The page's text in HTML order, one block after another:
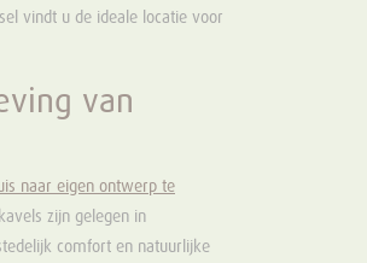
vindt u de ideale locatie voor
van
naar eigen ontwerp te
zijn gelegen in
comfort en natuurlijke